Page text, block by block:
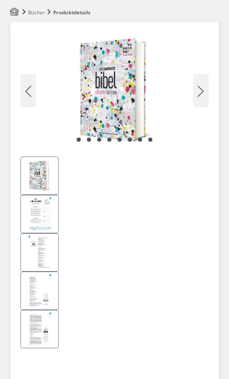
Zum Hauptinhalt springen
Bücher Produktdetails